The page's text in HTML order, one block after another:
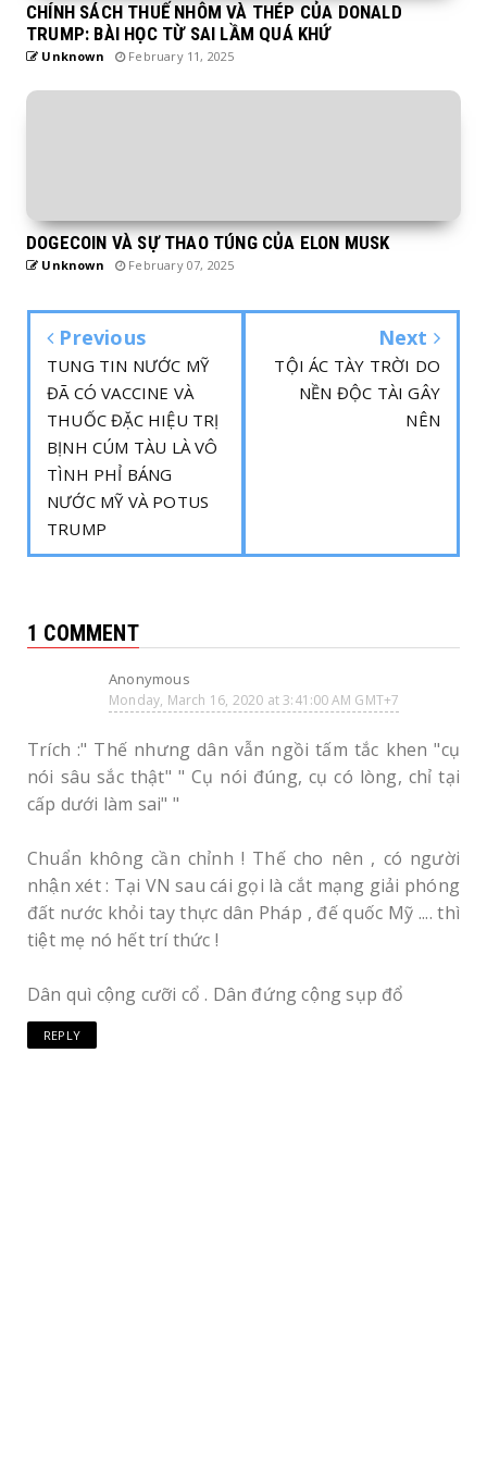
CHÍNH SÁCH THUẾ NHÔM VÀ THÉP CỦA DONALD
TRUMP: BÀI HỌC TỪ SAI LẦM QUÁ KHỨ
Unknown February 11, 2025
DOGECOIN VÀ SỰ THAO TÚNG CỦA ELON MUSK
Unknown February 07, 2025
Previous
TUNG TIN NƯỚC MỸ
ĐÃ CÓ VACCINE VÀ
THUỐC ĐẶC HIỆU TRỊ
BỊNH CÚM TÀU LÀ VÔ
TÌNH PHỈ BÁNG
NƯỚC MỸ VÀ POTUS
TRUMP
Next
TỘI ÁC TÀY TRỜI DO
NỀN ĐỘC TÀI GÂY
NÊN
1 COMMENT
Anonymous
Monday, March 16, 2020 at 3:41:00 AM GMT+7
Trích :" Thế nhưng dân vẫn ngồi tấm tắc khen "cụ
nói sâu sắc thật" " Cụ nói đúng, cụ có lòng, chỉ tại
cấp dưới làm sai" "
Chuẩn không cần chỉnh ! Thế cho nên , có người
nhận xét : Tại VN sau cái gọi là cắt mạng giải phóng
đất nước khỏi tay thực dân Pháp , đế quốc Mỹ .... thì
tiệt mẹ nó hết trí thức !
Dân quì cộng cưỡi cổ . Dân đứng cộng sụp đổ
REPLY